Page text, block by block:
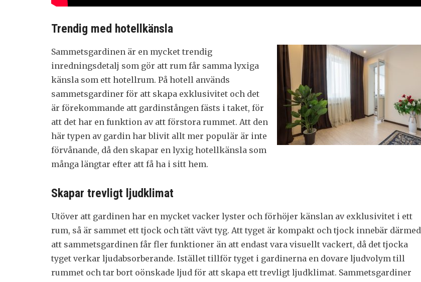
Trendig med hotellkänsla
Sammetsgardinen är en mycket trendig
inredningsdetalj som gör att rum får samma lyxiga
känsla som ett hotellrum. På hotell används
sammetsgardiner för att skapa exklusivitet och det
är förekommande att gardinstången fästs i taket, för
att det har en funktion av att förstora rummet. Att den
här typen av gardin har blivit allt mer populär är inte
förvånande, då den skapar en lyxig hotellkänsla som
många längtar efter att få ha i sitt hem.
Skapar trevligt ljudklimat
Utöver att gardinen har en mycket vacker lyster och förhöjer känslan av exklusivitet i ett
rum, så är sammet ett tjock och tätt vävt tyg. Att tyget är kompakt och tjock innebär därmed
att sammetsgardinen får fler funktioner än att endast vara visuellt vackert, då det tjocka
tyget verkar ljudabsorberande. Istället tillför tyget i gardinerna en dovare ljudvolym till
rummet och tar bort oönskade ljud för att skapa ett trevligt ljudklimat. Sammetsgardiner